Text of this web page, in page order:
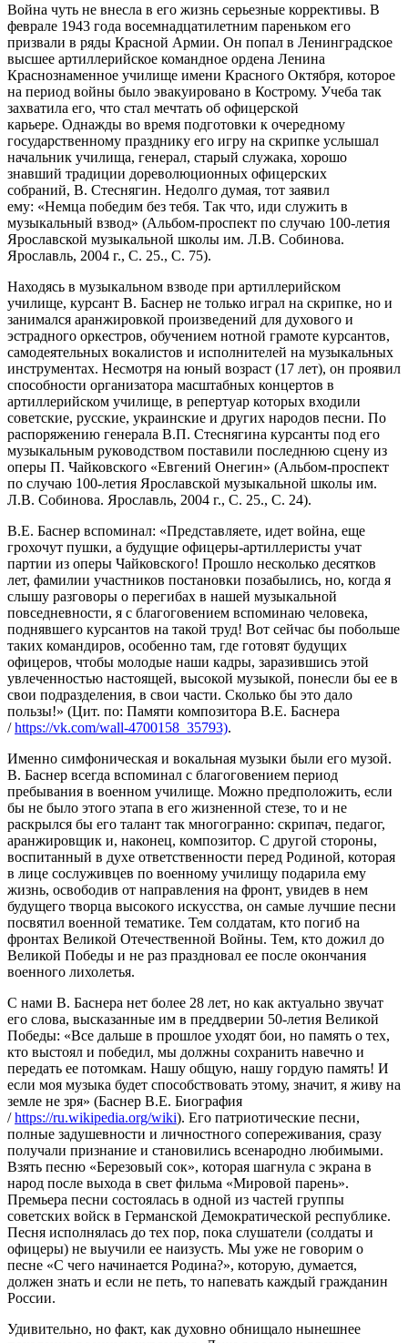
Война чуть не внесла в его жизнь серьезные коррективы. В
феврале 1943 года восемнадцатилетним пареньком его
призвали в ряды Красной Армии. Он попал в Ленинградское
высшее артиллерийское командное ордена Ленина
Краснознаменное училище имени Красного Октября, которое
на период войны было эвакуировано в Кострому. Учеба так
захватила его, что стал мечтать об офицерской
карьере. Однажды во время подготовки к очередному
государственному празднику его игру на скрипке услышал
начальник училища, генерал, старый служака, хорошо
знавший традиции дореволюционных офицерских
собраний, В. Стеснягин. Недолго думая, тот заявил
ему: «Немца победим без тебя. Так что, иди служить в
музыкальный взвод» (Альбом-проспект по случаю 100-летия
Ярославской музыкальной школы им. Л.В. Собинова.
Ярославль, 2004 г., С. 25., С. 75).
Находясь в музыкальном взводе при артиллерийском
училище, курсант В. Баснер не только играл на скрипке, но и
занимался аранжировкой произведений для духового и
эстрадного оркестров, обучением нотной грамоте курсантов,
самодеятельных вокалистов и исполнителей на музыкальных
инструментах. Несмотря на юный возраст (17 лет), он проявил
способности организатора масштабных концертов в
артиллерийском училище, в репертуар которых входили
советские, русские, украинские и других народов песни. По
распоряжению генерала В.П. Стеснягина курсанты под его
музыкальным руководством поставили последнюю сцену из
оперы П. Чайковского «Евгений Онегин» (Альбом-проспект
по случаю 100-летия Ярославской музыкальной школы им.
Л.В. Собинова. Ярославль, 2004 г., С. 25., С. 24).
В.Е. Баснер вспоминал: «Представляете, идет война, еще
грохочут пушки, а будущие офицеры-артиллеристы учат
партии из оперы Чайковского! Прошло несколько десятков
лет, фамилии участников постановки позабылись, но, когда я
слышу разговоры о перегибах в нашей музыкальной
повседневности, я с благоговением вспоминаю человека,
поднявшего курсантов на такой труд! Вот сейчас бы побольше
таких командиров, особенно там, где готовят будущих
офицеров, чтобы молодые наши кадры, заразившись этой
увлеченностью настоящей, высокой музыкой, понесли бы ее в
свои подразделения, в свои части. Сколько бы это дало
пользы!» (Цит. по: Памяти композитора В.Е. Баснера
/https://vk.com/wall-4700158_35793).
Именно симфоническая и вокальная музыки были его музой.
В. Баснер всегда вспоминал с благоговением период
пребывания в военном училище. Можно предположить, если
бы не было этого этапа в его жизненной стезе, то и не
раскрылся бы его талант так многогранно: скрипач, педагог,
аранжировщик и, наконец, композитор. С другой стороны,
воспитанный в духе ответственности перед Родиной, которая
в лице сослуживцев по военному училищу подарила ему
жизнь, освободив от направления на фронт, увидев в нем
будущего творца высокого искусства, он самые лучшие песни
посвятил военной тематике. Тем солдатам, кто погиб на
фронтах Великой Отечественной Войны. Тем, кто дожил до
Великой Победы и не раз праздновал ее после окончания
военного лихолетья.
С нами В. Баснера нет более 28 лет, но как актуально звучат
его слова, высказанные им в преддверии 50-летия Великой
Победы: «Все дальше в прошлое уходят бои, но память о тех,
кто выстоял и победил, мы должны сохранить навечно и
передать ее потомкам. Нашу общую, нашу гордую память! И
если моя музыка будет способствовать этому, значит, я живу на
земле не зря» (Баснер В.Е. Биография
/https://ru.wikipedia.org/wiki). Его патриотические песни,
полные задушевности и личностного сопереживания, сразу
получали признание и становились всенародно любимыми.
Взять песню «Березовый сок», которая шагнула с экрана в
народ после выхода в свет фильма «Мировой парень».
Премьера песни состоялась в одной из частей группы
советских войск в Германской Демократической республике.
Песня исполнялась до тех пор, пока слушатели (солдаты и
офицеры) не выучили ее наизусть. Мы уже не говорим о
песне «С чего начинается Родина?», которую, думается,
должен знать и если не петь, то напевать каждый гражданин
России.
Удивительно, но факт, как духовно обнищало нынешнее